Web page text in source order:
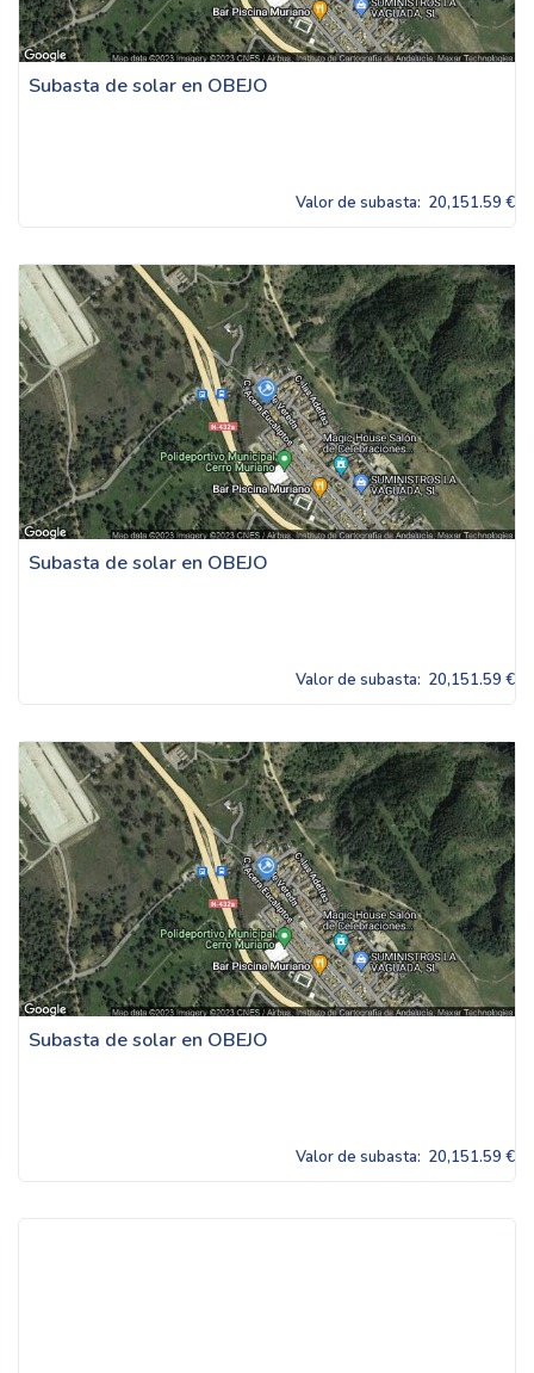
Subasta de solar en OBEJO
Valor de subasta: 20,151.59 €
Subasta de solar en OBEJO
Valor de subasta: 20,151.59 €
Subasta de solar en OBEJO
Valor de subasta: 20,151.59 €